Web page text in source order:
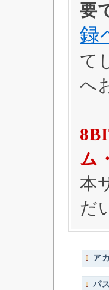
要
録
て
へ
ム
本
だ
ア
パ